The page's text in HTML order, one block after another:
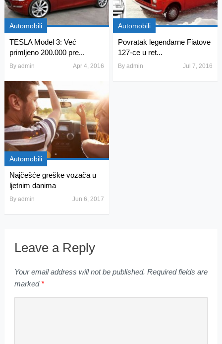
Automobili
TESLA Model 3: Već
primljeno 200.000 pre...
By admin Apr 4, 2016
Automobili
Povratak legendarne Fiatove
127-ce u ret...
Byadmin Jul 7, 2016
Automobili
Najčešće greške vozača u
ljetnim danima
By admin Jun 6, 2017
Leave a Reply
Your email address will not be published. Required fields are
marked *